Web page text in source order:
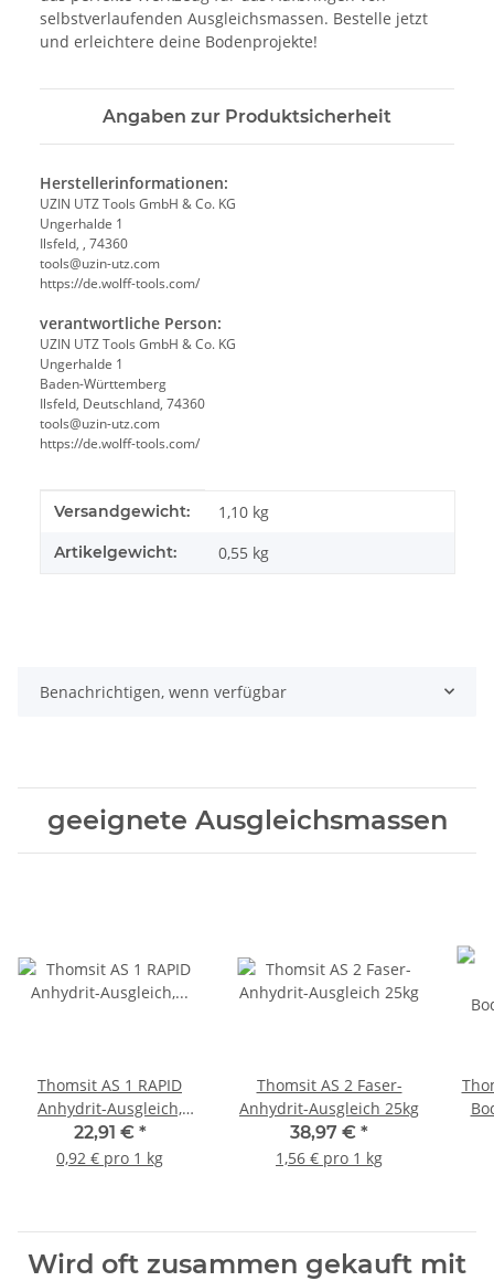
selbstverlaufenden Ausgleichsmassen. Bestelle jetzt
und erleichtere deine Bodenprojekte!
Angaben zur Produktsicherheit
Herstellerinformationen:
UZIN UTZ Tools GmbH & Co. KG
Ungerhalde 1
Ilsfeld, , 74360
tools@uzin-utz.com
https://de.wolff-tools.com/
verantwortliche Person:
UZIN UTZ Tools GmbH & Co. KG
Ungerhalde 1
Baden-Württemberg
Ilsfeld, Deutschland, 74360
tools@uzin-utz.com
https://de.wolff-tools.com/
Produkteigenschaft
Wert
Versandgewicht: 1,10 kg
Artikelgewicht: 0,55 kg
Benachrichtigen, wenn verfügbar
geeignete Ausgleichsmassen
Thomsit AS 1 RAPID
Anhydrit-Ausgleich,
Bodenausgleichsmasse
25kg
22,91 € *
0,92 € pro 1 kg
Thomsit AS 2 Faser-
Anhydrit-Ausgleich 25kg
38,97 € *
1,56 € pro 1 kg
Wird oft zusammen gekauft mit